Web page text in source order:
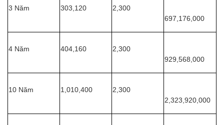
3 Năm 303,120
2,300
697,176,000
4 Năm 404,160
2,300
929,568,000
10 Năm 1,010,400
2,300
2,323,920,000